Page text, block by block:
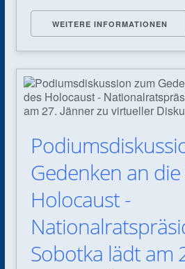
WEITERE INFORMATIONEN
Gedenken an
Holocaust -
Sobotka lädt am